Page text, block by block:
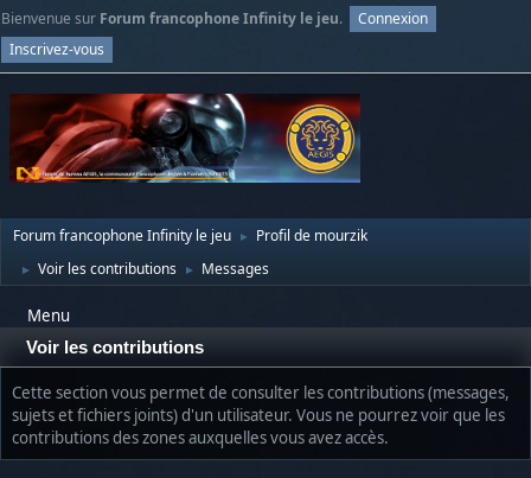
Bienvenue sur Forum francophone Infinity le jeu.
Connexion
Inscrivez-vous
Forum francophone Infinity le jeu ► Profil de mourzik
► Voir les contributions ► Messages
Menu
Voir les contributions
Cette section vous permet de consulter les contributions (messages,
sujets et fichiers joints) d'un utilisateur. Vous ne pourrez voir que les
contributions des zones auxquelles vous avez accès.